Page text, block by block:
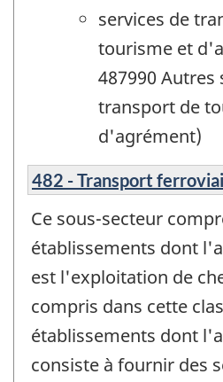
services de
tourisme et
487990 Autres
transport de
d'agrément)
482 - Transport
Ce sous-secteur
établissements dont
est l'exploitation de
compris dans cette
établissements dont
consiste à fournir des